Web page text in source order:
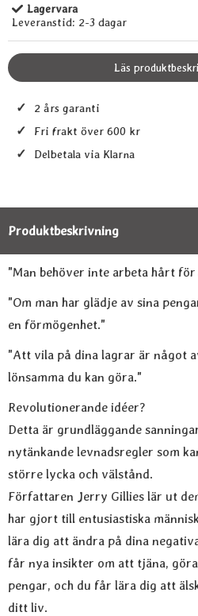
Tillgänglighet:
Lagervara
Leveranstid: 2-3 dagar
Läs
✓ 2 års garanti
✓ Fri frakt över 600 kr
✓ Delbetala via Klarna
Produktbeskrivning
Produktbeskrivning
"Man behöver inte arbeta hårt
"Om man har glädje av sina
en förmögenhet."
"Att vila på dina lagrar är något
lönsamma du kan göra."
Revolutionerande idéer?
Detta är grundläggande
nytänkande levnadsregler som
större lycka och välstånd.
Författaren Jerry Gillies lär ut
har gjort till entusiastiska
lära dig att ändra på dina
får nya insikter om att tjäna,
pengar, och du får lära dig att
ditt liv.